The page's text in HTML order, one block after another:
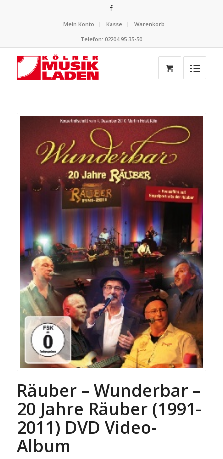
Mein Konto Kasse
Warenkorb
Telefon: 02204 95 35-50
Räuber – Wunderbar –
20 Jahre Räuber (1991-
2011) DVD Video-
Album